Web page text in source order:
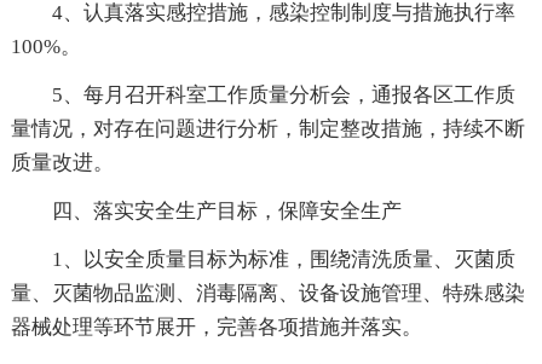
4、认真落实感控措施，感染控制制度与措施执行率
100%。
5、每月召开科室工作质量分析会，通报各区工作质
量情况，对存在问题进行分析，制定整改措施，持续不断
质量改进。
四、落实安全生产目标，保障安全生产
1、以安全质量目标为标准，围绕清洗质量、灭菌质
量、灭菌物品监测、消毒隔离、设备设施管理、特殊感染
器械处理等环节展开，完善各项措施并落实。